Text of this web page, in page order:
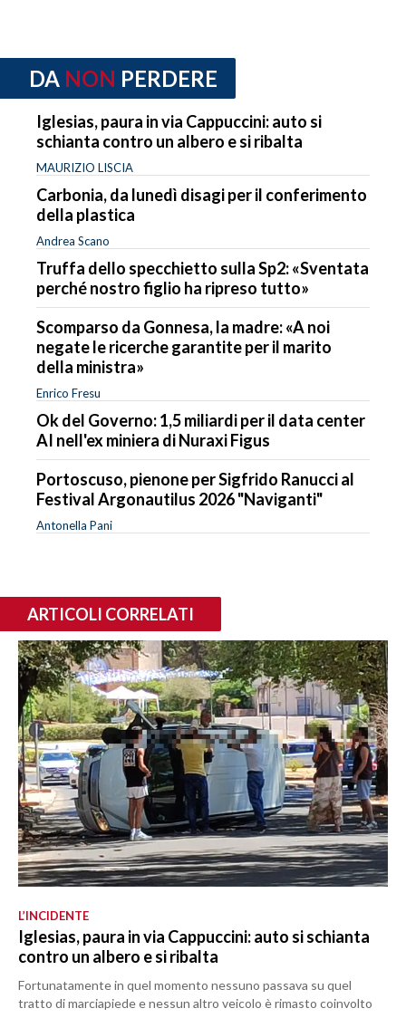
DA NON PERDERE
Iglesias, paura in via Cappuccini: auto si
schianta contro un albero e si ribalta
MAURIZIO LISCIA
Carbonia, da lunedì disagi per il conferimento
della plastica
Andrea Scano
Truffa dello specchietto sulla Sp2: «Sventata
perché nostro figlio ha ripreso tutto»
Scomparso da Gonnesa, la madre: «A noi
negate le ricerche garantite per il marito
della ministra»
Enrico Fresu
Ok del Governo: 1,5 miliardi per il data center
AI nell'ex miniera di Nuraxi Figus
Portoscuso, pienone per Sigfrido Ranucci al
Festival Argonautilus 2026 "Naviganti"
Antonella Pani
ARTICOLI CORRELATI
L’INCIDENTE
Iglesias, paura in via Cappuccini: auto si schianta
contro un albero e si ribalta
Fortunatamente in quel momento nessuno passava su quel
tratto di marciapiede e nessun altro veicolo è rimasto coinvolto